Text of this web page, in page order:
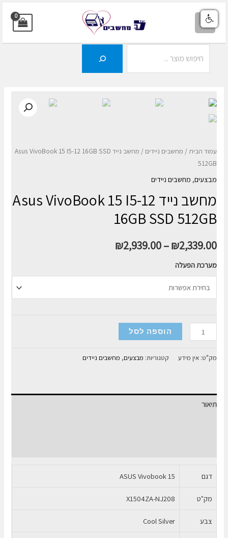
דילוג
לתוכן
MAIN
עמוד הבית / מחשבים ניידים
/ מחשב נייד Asus VivoBook 15 I5-12 16GB SSD
512GB
מבצעים, מחשבים ניידים
מחשב נייד Asus VivoBook 15 I5-12
16GB SSD 512GB
₪2,339.00
–
₪2,939.00
מערכת הפעלה
כמות
של
מחשב
VivoBook
512GB
הוספה לסל
מק"ט:אין מידע קטגוריות: מבצעים, מחשבים ניידים
תיאור
דגם ASUS Vivobook 15
מק"ט X1504ZA-NJ208
צבע Cool Silver